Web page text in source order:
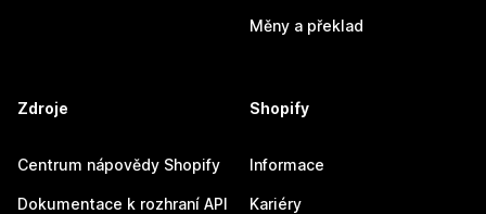
Měny a překlad
Zdroje
Centrum nápovědy Shopify
Dokumentace k rozhraní API
Shopify
Informace
Kariéry